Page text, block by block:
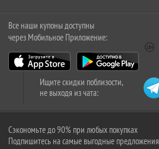
Все наши купоны доступны
через Мобильное Приложение:
Ищите скидки поблизости,
не выходя из чата:
Сэкономьте до 90% при любых покупках
Подпишитесь на самые выгодные предложения